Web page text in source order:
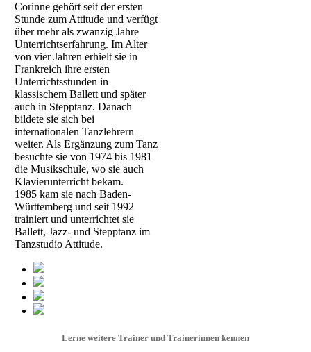
Corinne gehört seit der ersten
Stunde zum Attitude und verfügt
über mehr als zwanzig Jahre
Unterrichtserfahrung. Im Alter
von vier Jahren erhielt sie in
Frankreich ihre ersten
Unterrichtsstunden in
klassischem Ballett und später
auch in Stepptanz. Danach
bildete sie sich bei
internationalen Tanzlehrern
weiter. Als Ergänzung zum Tanz
besuchte sie von 1974 bis 1981
die Musikschule, wo sie auch
Klavierunterricht bekam.
1985 kam sie nach Baden-
Württemberg und seit 1992
trainiert und unterrichtet sie
Ballett, Jazz- und Stepptanz im
Tanzstudio Attitude.
Lerne weitere Trainer und Trainerinnen kennen